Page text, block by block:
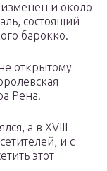
и около
состоящий
барокко.
открытому
Рена.
а в XVIII
и с
этот